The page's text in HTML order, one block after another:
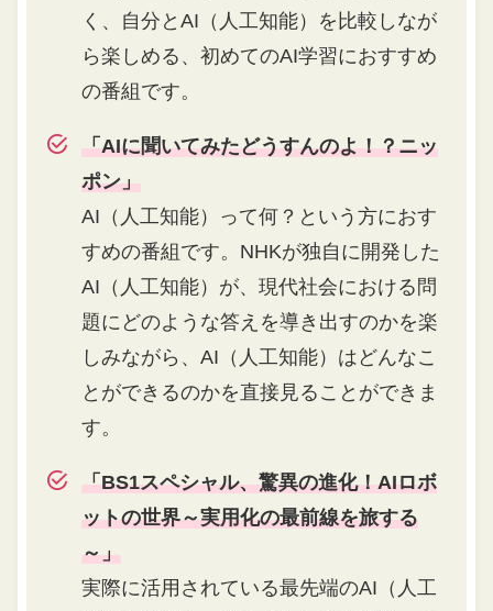
く、自分とAI（人工知能）を比較しなが
ら楽しめる、初めてのAI学習におすすめ
の番組です。
「AIに聞いてみたどうすんのよ！？ニッ
ポン」
AI（人工知能）って何？という方におす
すめの番組です。NHKが独自に開発した
AI（人工知能）が、現代社会における問
題にどのような答えを導き出すのかを楽
しみながら、AI（人工知能）はどんなこ
とができるのかを直接見ることができま
す。
「BS1スペシャル、驚異の進化！AIロボ
ットの世界～実用化の最前線を旅する
～」
実際に活用されている最先端のAI（人工